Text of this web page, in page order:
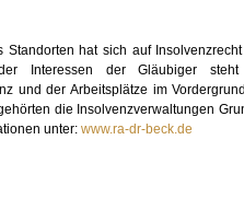
hat sich auf Insolvenzrecht
der Interessen der Gläubiger
und der Arbeitsplätze im
die Insolvenzverwaltungen
unter: www.ra-dr-beck.de